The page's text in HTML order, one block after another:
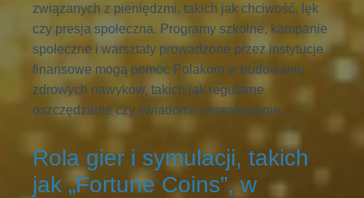
związanych z pieniędzmi, takich jak chciwość, lęk
czy presja społeczna. Programy szkolne, kampanie
społeczne i warsztaty prowadzone przez instytucje
finansowe mogą pomóc Polakom w budowaniu
zdrowych nawyków, takich jak regularne
oszczędzanie czy świadome inwestowanie.
Rola gier i symulacji, takich
jak „Fortune Coins”, w